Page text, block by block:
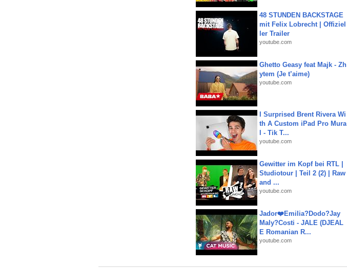
48 STUNDEN BACKSTAGE
mit Felix Lobrecht | Offiziel
ler Trailer
youtube.com
Ghetto Geasy feat Majk - Zh
ytem (Je t’aime)
youtube.com
I Surprised Brent Rivera Wi
th A Custom iPad Pro Mura
l - Tik T...
youtube.com
Gewitter im Kopf bei RTL |
Studiotour | Teil 2 (2) | Raw
and ...
youtube.com
Jador❤️Emilia?Dodo?Jay
Maly?Costi - JALE (DJEAL
E Romanian R...
youtube.com